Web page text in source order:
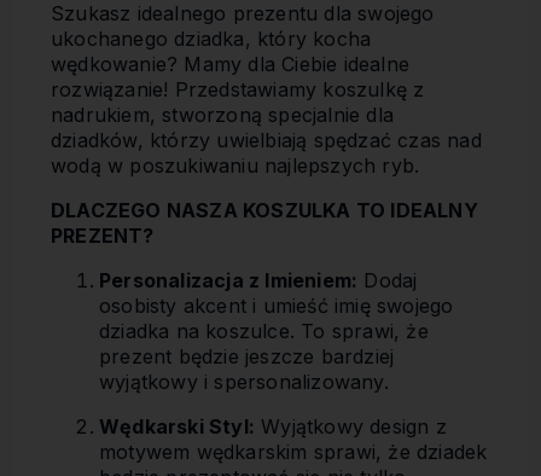
Szukasz idealnego prezentu dla swojego
ukochanego dziadka, który kocha
wędkowanie? Mamy dla Ciebie idealne
rozwiązanie! Przedstawiamy koszulkę z
nadrukiem, stworzoną specjalnie dla
dziadków, którzy uwielbiają spędzać czas nad
wodą w poszukiwaniu najlepszych ryb.
DLACZEGO NASZA KOSZULKA TO IDEALNY
PREZENT?
Personalizacja z Imieniem: Dodaj
osobisty akcent i umieść imię swojego
dziadka na koszulce. To sprawi, że
prezent będzie jeszcze bardziej
wyjątkowy i spersonalizowany.
Wędkarski Styl: Wyjątkowy design z
motywem wędkarskim sprawi, że dziadek